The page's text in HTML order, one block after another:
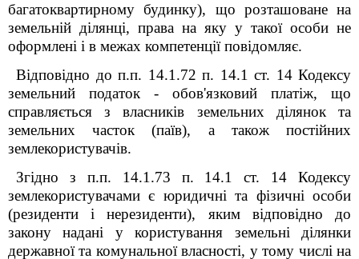
багатоквартирному будинку), що розташоване на
земельній ділянці, права на яку у такої особи не
оформлені і в межах компетенції повідомляє.
Відповідно до п.п. 14.1.72 п. 14.1 ст. 14 Кодексу
земельний податок - обов'язковий платіж, що
справляється з власників земельних ділянок та
земельних часток (паїв), а також постійних
землекористувачів.
Згідно з п.п. 14.1.73 п. 14.1 ст. 14 Кодексу
землекористувачами є юридичні та фізичні особи
(резиденти і нерезиденти), яким відповідно до
закону надані у користування земельні ділянки
державної та комунальної власності, у тому числі на